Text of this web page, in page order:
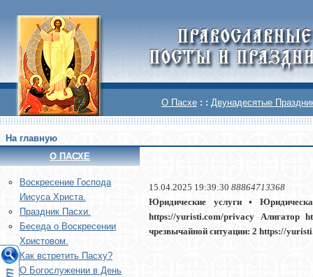
О Пасхе : : Двунадесятые
На главную
О ПАСХЕ
Воскреcение Господа
Иисуса Христа.
Праздник Пасхи.
Беседа о Воскресении
Христовом.
Как встретить Пасху?
О Богослужении в День
15.04.2025 19:39:30 88864713368
Юридические услуги •
https://yuristi.com/privacy Алигатор
чрезвычайной ситуации: 2 https://